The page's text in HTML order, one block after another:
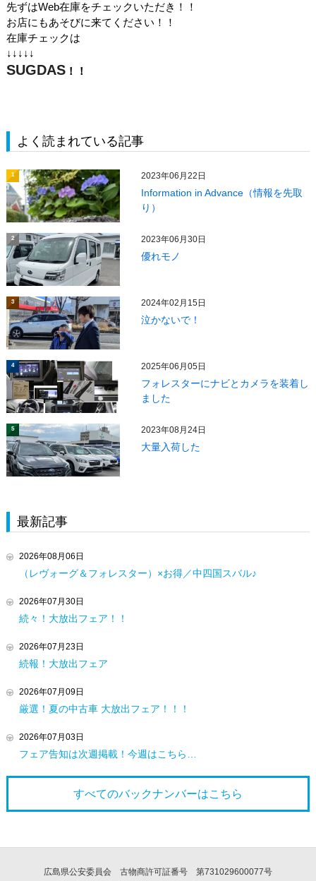
先ずはWeb在庫をチェックいただき！！
お店にもあそびに来てください！！
在庫チェックは
↓↓↓↓↓
SUGDAS！！
よく読まれている記事
1 2023年06月22日
Information in Advance（情報を先取
り）
2 2023年06月30日
優れモノ
3 2024年02月15日
泣かないで！
4 2025年06月05日
フォレスターにナビとカメラを装着し
ました
5 2023年08月24日
大量入荷した
最新記事
2026年08月06日
（レヴォーグ＆フォレスター）×お得／中四国スバル♪
2026年07月30日
続々！大放出フェア！！
2026年07月23日
続報！大放出フェア
2026年07月09日
厳選！夏の中古車 大放出フェア！！！
2026年07月03日
フェア告知は次週掲載！今週はこちら…
すべてのバックナンバーはこちら
広島県公安委員会 古物商許可証番号 第731029600077号